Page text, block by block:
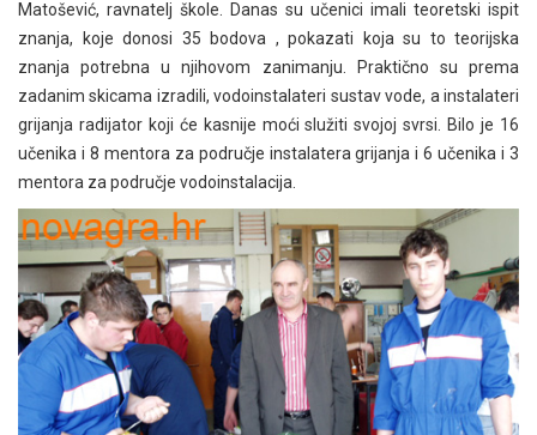
Matošević, ravnatelj škole. Danas su učenici imali teoretski ispit
znanja, koje donosi 35 bodova , pokazati koja su to teorijska
znanja potrebna u njihovom zanimanju. Praktično su prema
zadanim skicama izradili, vodoinstalateri sustav vode, a instalateri
grijanja radijator koji će kasnije moći služiti svojoj svrsi. Bilo je 16
učenika i 8 mentora za područje instalatera grijanja i 6 učenika i 3
mentora za područje vodoinstalacija.